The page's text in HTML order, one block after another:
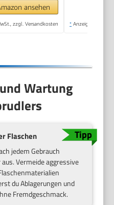
ansehen
zzgl. Versandkosten * Anzeige
Wartung
Flaschen
jedem Gebrauch
Vermeide aggressive
du Ablagerungen und
Fremdgeschmack.